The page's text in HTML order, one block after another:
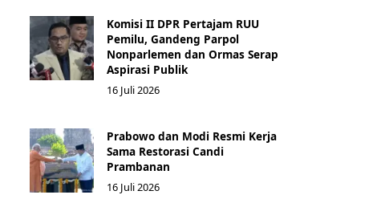
Komisi II DPR Pertajam RUU
Pemilu, Gandeng Parpol
Nonparlemen dan Ormas Serap
Aspirasi Publik
16 Juli 2026
Prabowo dan Modi Resmi Kerja
Sama Restorasi Candi
Prambanan
16 Juli 2026